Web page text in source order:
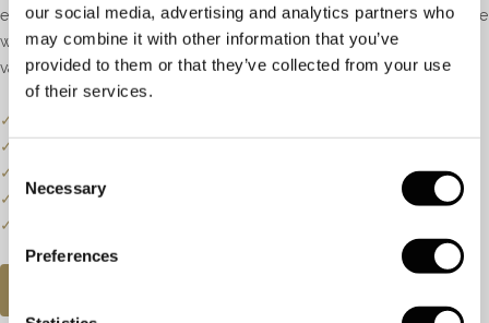
our social media, advertising and analytics partners who
may combine it with other information that you’ve
provided to them or that they’ve collected from your use
of their services.
Consent
Selection
Necessary
Preferences
een diamant of edelsteen te kiezen uit de uitgebreide voorraad. Deze
wordt speciaal voor u gezet in het door u gekozen model door één
van onze ervaren diamantzetters.
✓
✓
✓
✓
Een klein deel van onze collectie staat online.
✓